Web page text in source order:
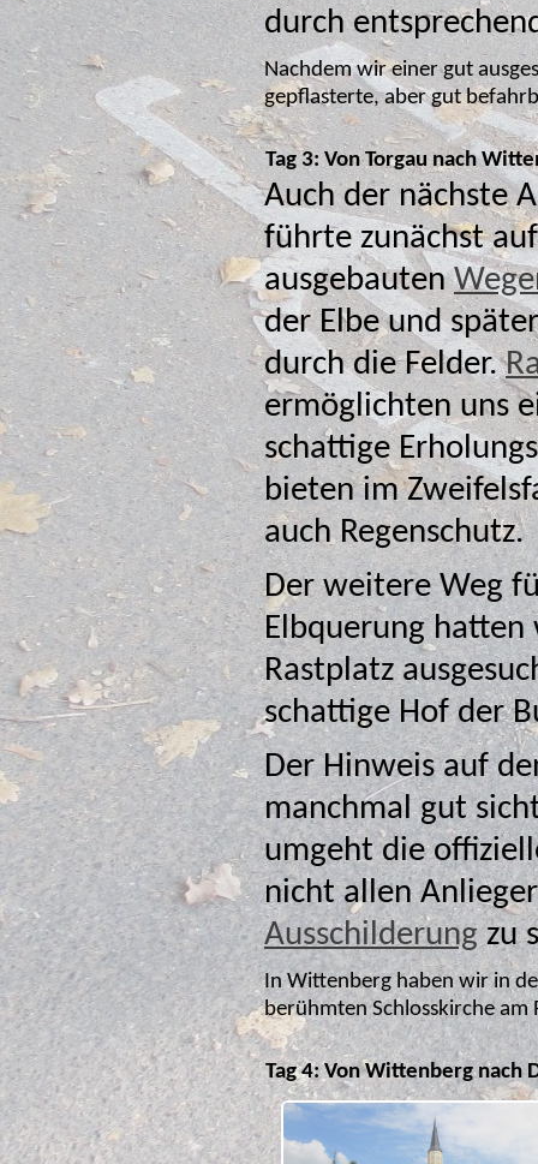
durch
Nachdem wir einer gut
gepflasterte, aber gut
Tag 3: Von Torgau nach
Auch der nächste
führte zunächst
ausgebauten
der Elbe und
durch die Felder.
ermöglichten uns
schattige
bieten im
auch Regenschutz.
Der weitere Weg
Elbquerung
Rastplatz
Der Hinweis auf
manchmal gut
umgeht die offizielle Route den Ort, was offensichtlich
nicht allen
Ausschilderung zu
In Wittenberg haben wir in
berühmten Schlosskirche am
Tag 4: Von Wittenberg nach